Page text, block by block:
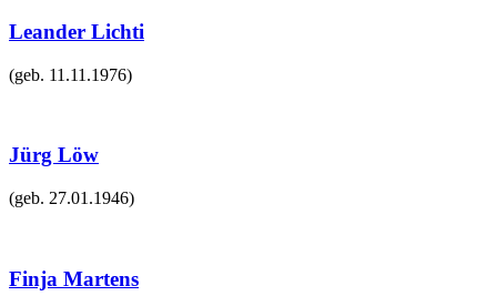
Leander Lichti
(geb. 11.11.1976)
Jürg Löw
(geb. 27.01.1946)
Finja Martens